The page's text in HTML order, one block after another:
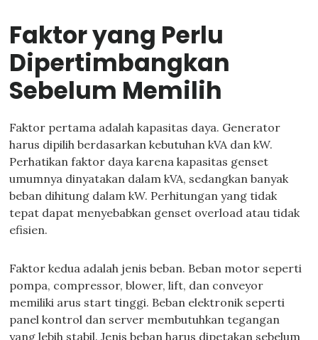
Faktor yang Perlu
Dipertimbangkan
Sebelum Memilih
Faktor pertama adalah kapasitas daya. Generator
harus dipilih berdasarkan kebutuhan kVA dan kW.
Perhatikan faktor daya karena kapasitas genset
umumnya dinyatakan dalam kVA, sedangkan banyak
beban dihitung dalam kW. Perhitungan yang tidak
tepat dapat menyebabkan genset overload atau tidak
efisien.
Faktor kedua adalah jenis beban. Beban motor seperti
pompa, compressor, blower, lift, dan conveyor
memiliki arus start tinggi. Beban elektronik seperti
panel kontrol dan server membutuhkan tegangan
yang lebih stabil. Jenis beban harus dipetakan sebelum